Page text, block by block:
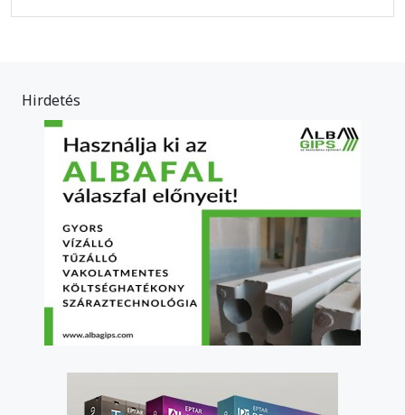
Hirdetés